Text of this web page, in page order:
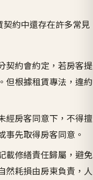
約中還存在許多常見
契約會約定，若房客提
但根據租賃專法，違約
經房客同意下，不得擅
事先取得房客同意。
載修繕責任歸屬，避免
然耗損由房東負責，人